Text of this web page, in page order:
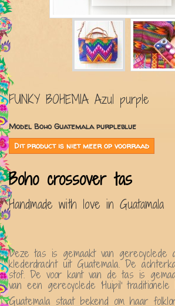
FUNKY BOHEMIA Azul purple
Model Boho Guatemala purpleblue
Dit product is niet meer op voorraad
Boho crossover tas
Handmade with love in Guatamala
Deze tas is gemaakt van gerecyclede
klederdracht uit Guatemala. De
stof. De voor kant van de tas is
van een gerecyclede 'Huipil' traditionele
Guatemala staat bekend om haar